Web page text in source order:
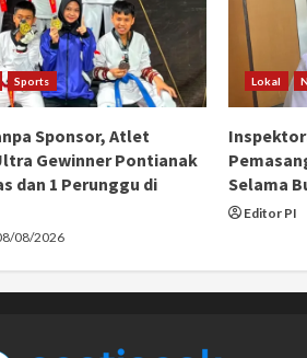
Sports
Sponsor, Atlet
Gewinner Pontianak
dan 1 Perunggu di
08/2026
Lokal
Selama
Editor PI